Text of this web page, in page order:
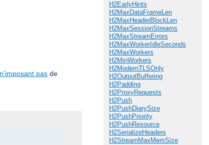
n'imposant pas de
H2EarlyHints
H2MaxDataFrameLen
H2MaxHeaderBlockLen
H2MaxSessionStreams
H2MaxStreamErrors
H2MaxWorkerIdleSeconds
H2MaxWorkers
H2MinWorkers
H2ModernTLSOnly
H2OutputBuffering
H2Padding
H2ProxyRequests
H2Push
H2PushDiarySize
H2PushPriority
H2PushResource
H2SerializeHeaders
H2StreamMaxMemSize